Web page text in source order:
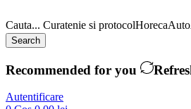
Cauta... Curatenie si protocolHorecaAuto
Search
Recommended for you
Autentificare